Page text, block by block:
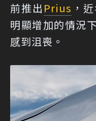
前推出 Prius ，
明顯增加的情況
感到沮喪。